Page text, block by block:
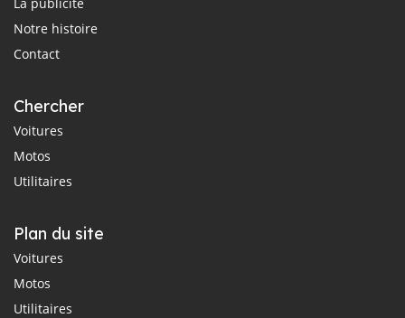
Notre histoire
Contact
Chercher
Voitures
Motos
Utilitaires
Plan du site
Voitures
Motos
Utilitaires